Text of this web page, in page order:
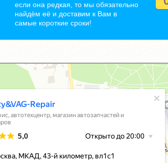
если она редкая, то мы обязательно
найдём её и доставим к Вам в
самые короткие сроки!